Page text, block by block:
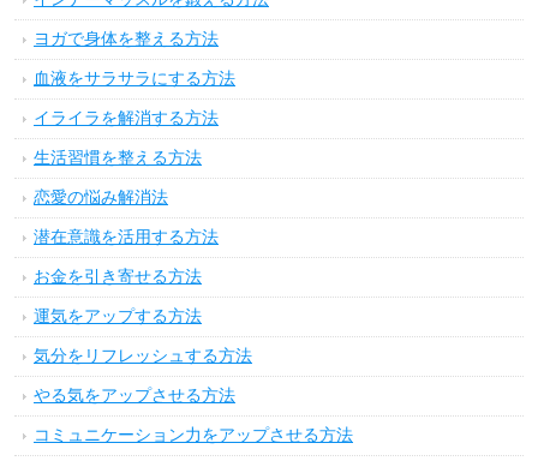
ヨガで身体を整える方法
血液をサラサラにする方法
イライラを解消する方法
生活習慣を整える方法
恋愛の悩み解消法
潜在意識を活用する方法
お金を引き寄せる方法
運気をアップする方法
気分をリフレッシュする方法
やる気をアップさせる方法
コミュニケーション力をアップさせる方法